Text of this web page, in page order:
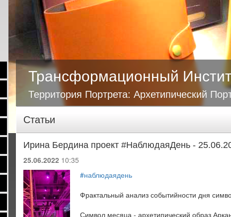
Трансформационный
Территория Портрета: Архетипический
Статьи
Ирина Бердина проект #НаблюдаяДень -
25.06.2022 10:35
#наблюдаядень
Фрактальный анализ событийности дня
Символ месяца - архетипический образ